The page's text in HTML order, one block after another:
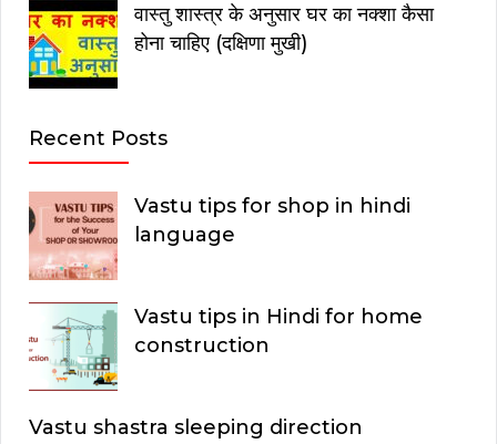
वास्तु शास्त्र के अनुसार घर का नक्शा कैसा
होना चाहिए (दक्षिणा मुखी)
Recent Posts
Vastu tips for shop in hindi
language
Vastu tips in Hindi for home
construction
Vastu shastra sleeping direction